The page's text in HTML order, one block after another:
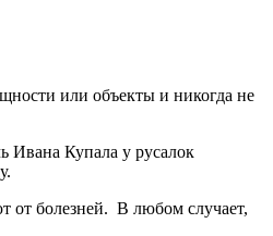
или объекты и никогда не
Ивана Купала у русалок
от болезней. В любом случает,